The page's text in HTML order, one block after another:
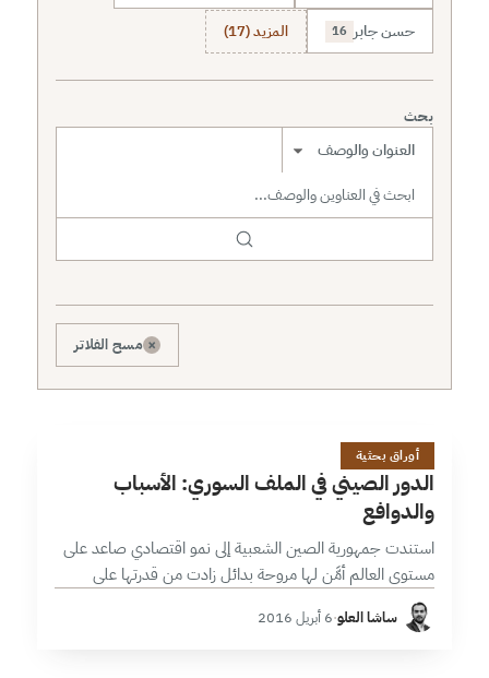
حسن جابر 16 المزيد (17)
بحث
نطاق البحث
× مسح الفلاتر
ا
13 دقائق
أوراق بحثية
الدور الصيني في الملف السوري: الأسباب
والدوافع
استندت جمهورية الصين الشعبية إلى نمو اقتصادي صاعد على
مستوى العالم أمَّن لها مروحة بدائل زادت من قدرتها على
مواجهة مختلف الضغوطات وتوسيع قاعدة مناوراتها
الديبلوماسية على المستوى الدولي .…
ساشا العلو·6 أبريل 2016